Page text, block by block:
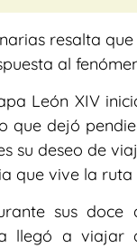
resalta
al
León XIV
que dejó
su deseo de
que vive la ruta
sus
llegó a viajar